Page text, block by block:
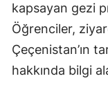
kapsayan gezi
Öğrenciler,
Çeçenistan’ın
hakkında bilgi